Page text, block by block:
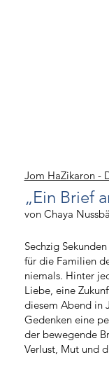
Jom HaZikaron -
„Ein Brief
von Chaya
Sechzig
für die Familien
niemals. Hinter
Liebe, eine
diesem Abend in
Gedenken eine
der bewegende
Verlust, Mut und